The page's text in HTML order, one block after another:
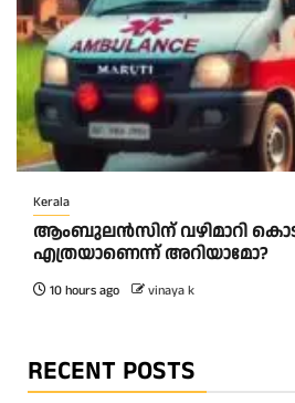
Kerala
ആംബുലന്‍സിന് വഴിമാറി
എത്രയാണെന്ന് അറിയാമോ?
10 hours ago vinaya k
RECENT POSTS